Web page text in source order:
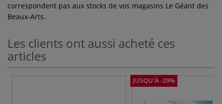
correspondent pas aux stocks de vos magasins Le Géant des
Beaux-Arts.
Les clients ont aussi acheté ces
articles
JUSQU'À -29%